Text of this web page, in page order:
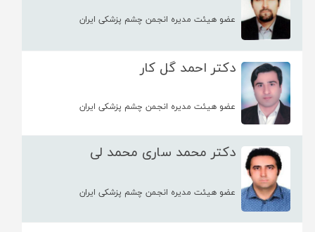
عضو هیئت مدیره انجمن چشم پزشکی ایران
دکتر احمد گل كار
عضو هیئت مدیره انجمن چشم پزشکی ایران
دکتر محمد ساری محمد لی
عضو هیئت مدیره انجمن چشم پزشکی ایران